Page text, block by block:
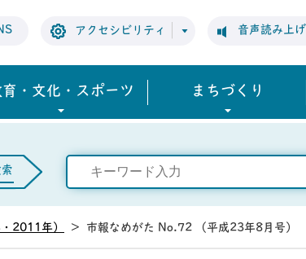
アクセシビリティ 音声読み上げ
・文化・スポーツ まちづくり
2011年） > 市報なめがた No.72 （平成23年8月号）